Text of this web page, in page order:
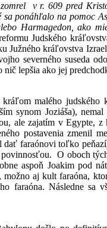
v r. 609 pred
ponáhľalo na pomoc
Harmagedon, ako
Judského
Južného kráľovstva
severného suseda
lepšia ako jej
malého judského
synom Joziáša),
ale zajatím v Egypte,
postavenia zmenil
faraónovi toľko
O oboch
aspoň Joakim pod
aj kult faraóna,
Následne sa